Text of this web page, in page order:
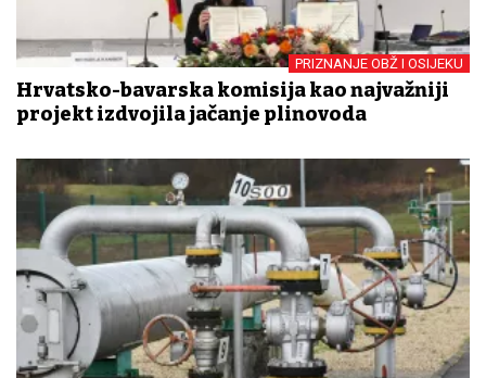
PRIZNANJE OBŽ I OSIJEKU
Hrvatsko-bavarska komisija kao najvažniji
projekt izdvojila jačanje plinovoda